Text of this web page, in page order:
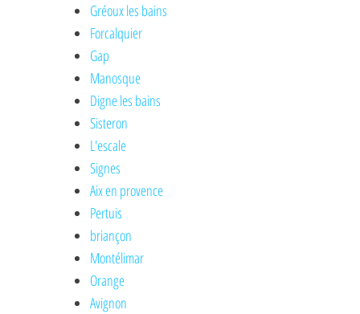
Gréoux les bains
Forcalquier
Gap
Manosque
Digne les bains
Sisteron
L'escale
Signes
Aix en provence
Pertuis
briançon
Montélimar
Orange
Avignon